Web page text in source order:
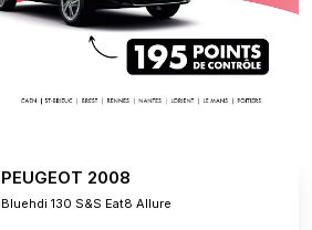
PEUGEOT 2008
Bluehdi 130 S&s Eat8 Allure